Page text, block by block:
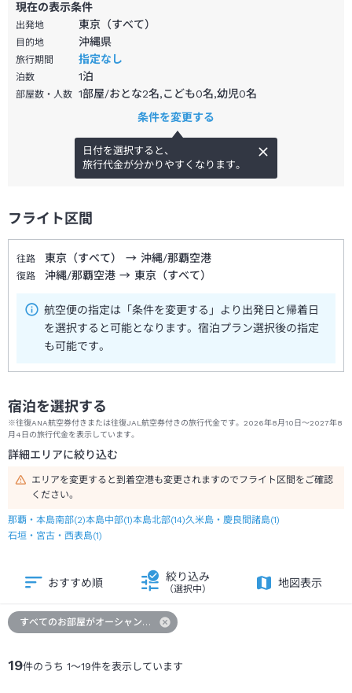
現在の表示条件
出発地 東京（すべて）
目的地 沖縄県
旅行期間 指定なし
泊数 1泊
部屋数・人数 1部屋/おとな2名,こども0名,幼児0名
条件を変更する
日付を選択すると、
旅行代金が分かりやすくなります。
フライト区間
往路 東京（すべて） → 沖縄/那覇空港
復路 沖縄/那覇空港 → 東京（すべて）
航空便の指定は「条件を変更する」より出発日と帰着日
を選択すると可能となります。宿泊プラン選択後の指定
も可能です。
宿泊を選択する
※往復ANA航空券付きまたは往復JAL航空券付きの旅行代金です。2026年8月10日～2027年8
月4日の旅行代金を表示しています。
詳細エリアに絞り込む
エリアを変更すると到着空港も変更されますのでフライト区間をご確認
ください。
那覇・本島南部(2)本島中部(1)本島北部(14)久米島・慶良間諸島(1)
石垣・宮古・西表島(1)
19件のうち 1～19件を表示しています
おすすめ順 絞り込み
（選択中）
地図表示
すべてのお部屋がオーシャンビュー